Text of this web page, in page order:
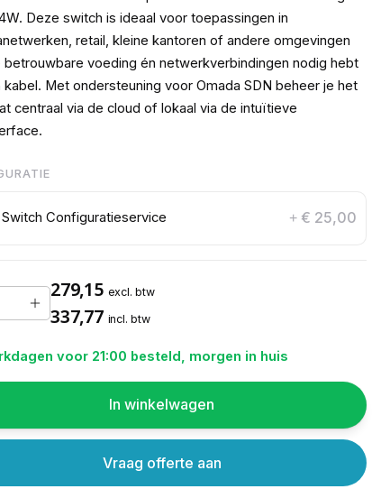
Deze switch is ideaal voor toepassingen in
retail, kleine kantoren of andere omgevingen
betrouwbare voeding én netwerkverbindingen nodig hebt
kabel. Met ondersteuning voor Omada SDN beheer je het
centraal via de cloud of lokaal via de intuïtieve
Switch Configuratieservice + € 25,00
279,15 excl. btw
337,77 incl. btw
voor 21:00 besteld, morgen in huis
In winkelwagen
Vraag offerte aan